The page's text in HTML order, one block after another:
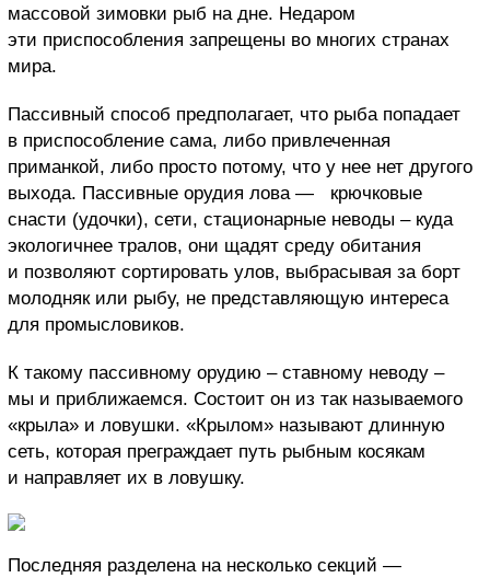
массовой зимовки рыб на дне. Недаром
эти приспособления запрещены во многих странах
мира.
Пассивный способ предполагает, что рыба попадает
в приспособление сама, либо привлеченная
приманкой, либо просто потому, что у нее нет другого
выхода. Пассивные орудия лова — крючковые
снасти (удочки), сети, стационарные неводы – куда
экологичнее тралов, они щадят среду обитания
и позволяют сортировать улов, выбрасывая за борт
молодняк или рыбу, не представляющую интереса
для промысловиков.
К такому пассивному орудию – ставному неводу –
мы и приближаемся. Состоит он из так называемого
«крыла» и ловушки. «Крылом» называют длинную
сеть, которая преграждает путь рыбным косякам
и направляет их в ловушку.
Последняя разделена на несколько секций —